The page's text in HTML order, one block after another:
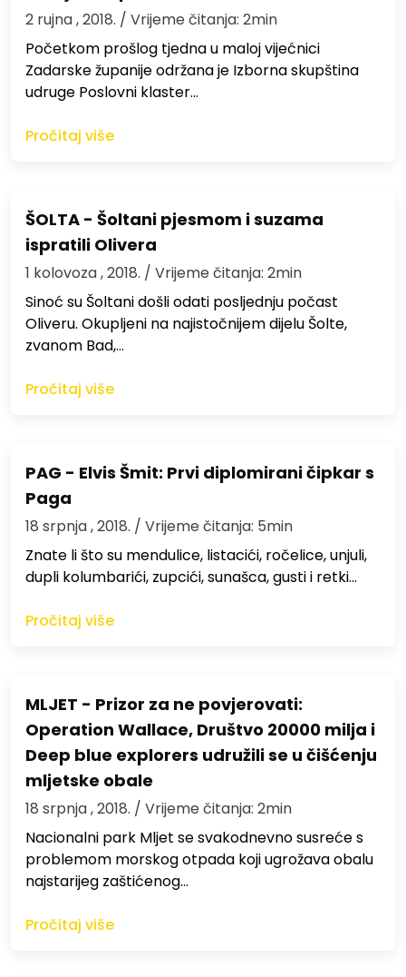
2 rujna , 2018. / Vrijeme čitanja: 2min
Početkom prošlog tjedna u maloj vijećnici
Zadarske županije održana je Izborna skupština
udruge Poslovni klaster…
Pročitaj više
ŠOLTA - Šoltani pjesmom i suzama
ispratili Olivera
1 kolovoza , 2018. / Vrijeme čitanja: 2min
Sinoć su Šoltani došli odati posljednju počast
Oliveru. Okupljeni na najistočnijem dijelu Šolte,
zvanom Bad,…
Pročitaj više
PAG - Elvis Šmit: Prvi diplomirani čipkar s
Paga
18 srpnja , 2018. / Vrijeme čitanja: 5min
Znate li što su mendulice, listacići, ročelice, unjuli,
dupli kolumbarići, zupcići, sunašca, gusti i retki…
Pročitaj više
MLJET - Prizor za ne povjerovati:
Operation Wallace, Društvo 20000 milja i
Deep blue explorers udružili se u čišćenju
mljetske obale
18 srpnja , 2018. / Vrijeme čitanja: 2min
Nacionalni park Mljet se svakodnevno susreće s
problemom morskog otpada koji ugrožava obalu
najstarijeg zaštićenog…
Pročitaj više